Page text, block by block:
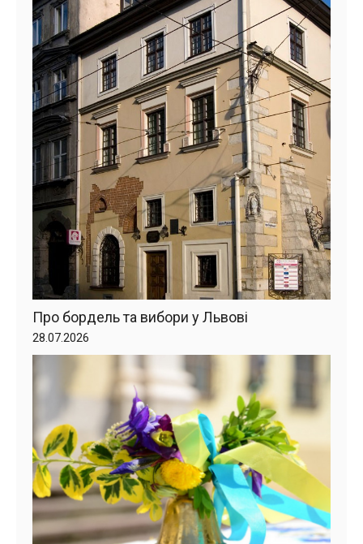
Про бордель та вибори у Львові
28.07.2026